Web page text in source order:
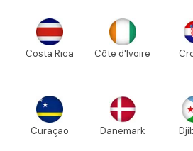
Costa Rica Côte d'Ivoire
Curaçao Danemark